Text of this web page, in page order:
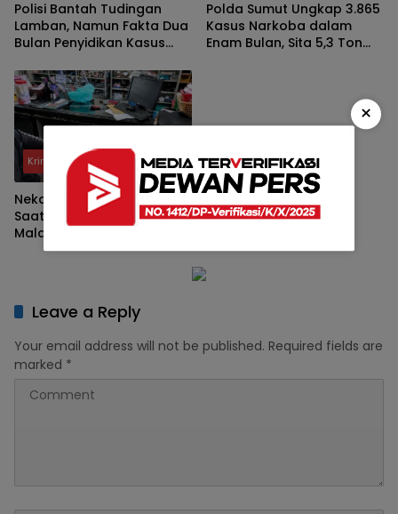
Polisi Bantah Tudingan
Lamban, Namun Fakta Dua
Bulan Penyidikan Kasus
Sorotan
Polda Sumut Ungkap 3.865
Kasus Narkoba dalam
Enam Bulan, Sita 5,3 Ton
Kriminal
Nekat Bobol Swalayan
Saat Subuh, Wanita di
Malang Gagal Kabur Usai
Terjatuh dari Lantai Tiga
Leave a Reply
Your email address will not be published. Required fields are
marked *
×